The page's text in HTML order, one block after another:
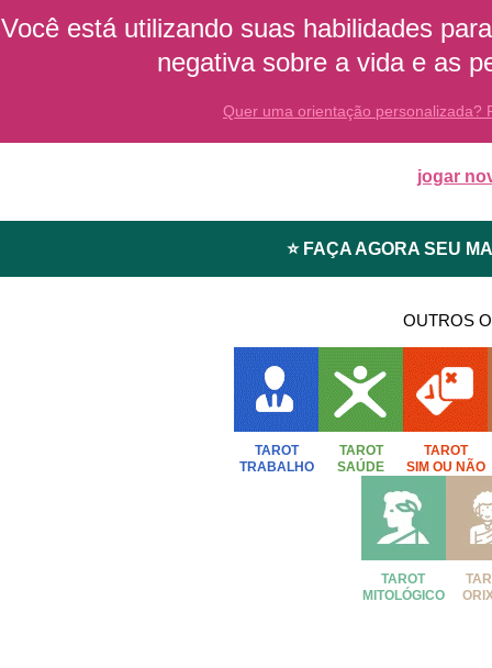
Você está utilizando suas habilidades
negativa sobre a vida e as
Quer uma orientação personalizada?
jogar
⭐ FAÇA AGORA SEU
OUTROS
TAROT
TRABALHO
TAROT
SAÚDE
TAROT
SIM OU NÃO
TAROT
MITOLÓGICO